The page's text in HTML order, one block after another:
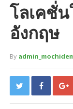
โลเคชั่
อังกฤษ
By